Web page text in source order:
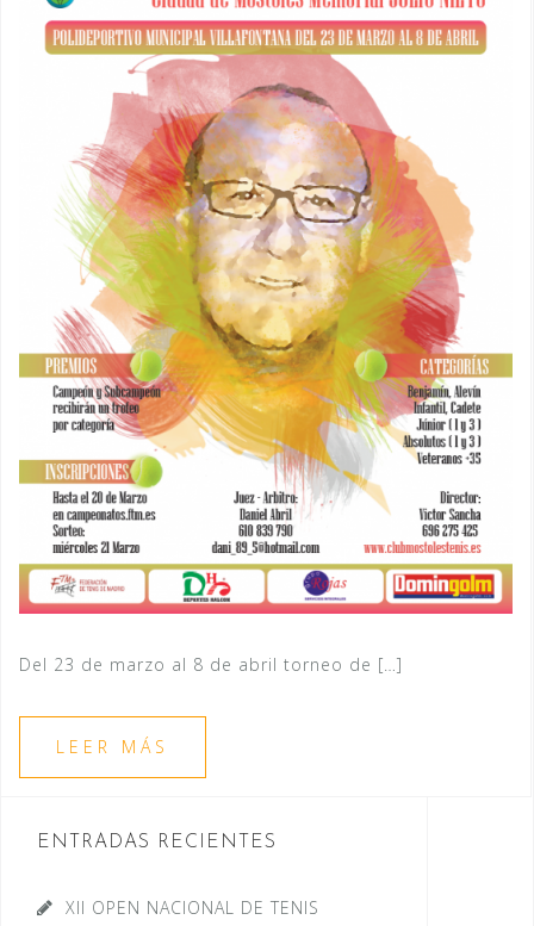
Del 23 de marzo al 8 de abril torneo de […]
LEER MÁS
ENTRADAS RECIENTES
XII OPEN NACIONAL DE TENIS